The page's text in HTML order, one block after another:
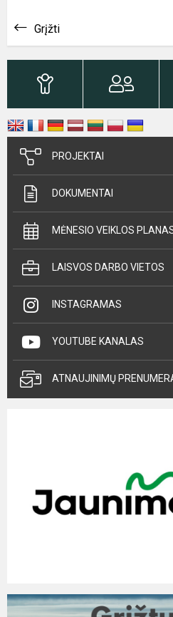
Grįžti
PROJEKTAI
DOKUMENTAI
MĖNESIO VEIKLOS
LAISVOS DARBO VIETOS
INSTAGRAMAS
YOUTUBE KANALAS
ATNAUJINIMŲ